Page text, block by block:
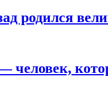
родился
человек,